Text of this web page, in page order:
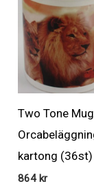
Two Tone
kartong (36st)
864 kr